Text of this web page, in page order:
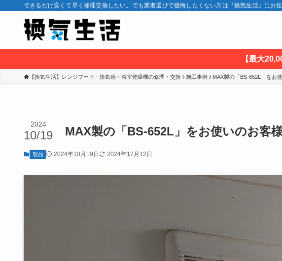
できるだけ安くて早く修理交換したい。でも業者選びで後悔したくない方は『換気生活』に
【最大
【換気生活】レンジフード・換気扇・浴室乾燥機の修理・交換 施工事例 MAX製の「BS-652L」をお
MAX製の「BS-652L」をお使いのお客
2024
10/19
製品 2024年10月19日 2024年12月12日